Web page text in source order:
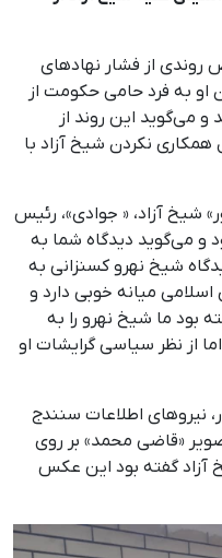
از فشار نهادهای
او به فرد حامی حکومت از
می‌گوید این روند از
نکردن شیخ آزاد با
شیخ آزاد، « جوادی»، رئیس
و می‌گوید دیدگاه شما به
شیخ نهرو کسنزانی به
میانه خوبی دارد و
بود ما شیخ نهرو را به
از نظر سیاسی گرایشات او
نیروهای اطلاعات سنندج
«قاضی محمد» بر روی
آزاد گفته بود این عکس